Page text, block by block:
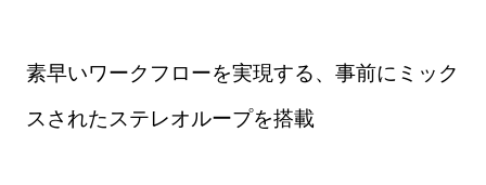
素早いワークフローを実現する、事前にミック
スされたステレオループを搭載